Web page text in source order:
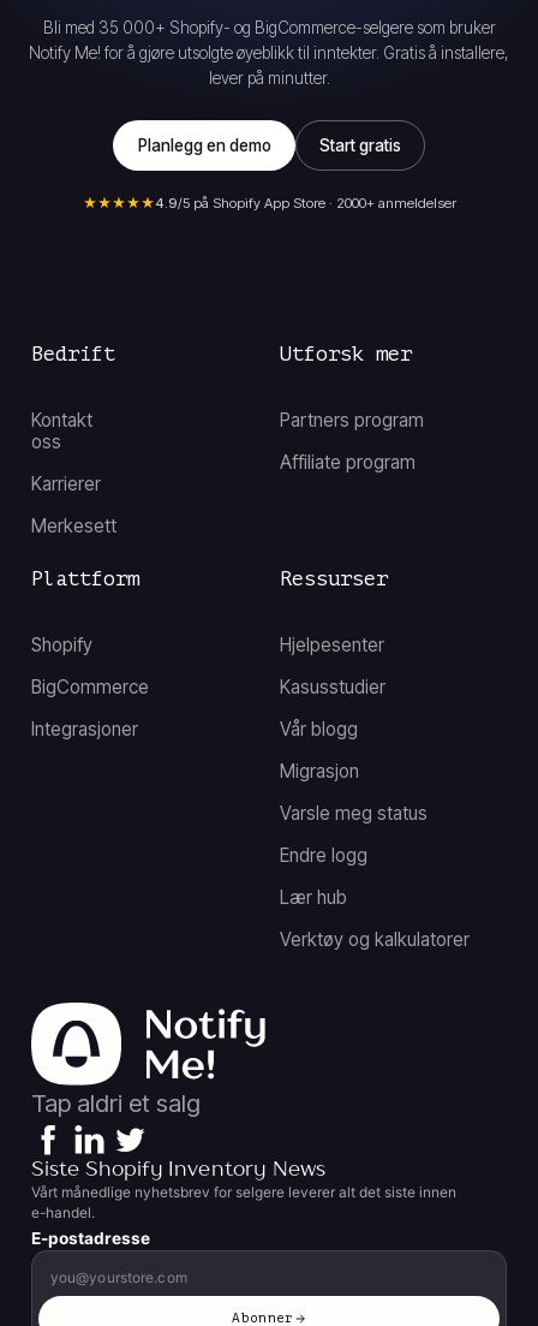
Bli med 35 000+ Shopify- og BigCommerce-selgere som bruker
Notify Me! for å gjøre utsolgte øyeblikk til inntekter. Gratis å installere,
lever på minutter.
Planlegg en demo Start gratis
★★★★★4.9/5 på Shopify App Store · 2000+ anmeldelser
Bedrift
Kontakt
oss
Karrierer
Merkesett
Ressurser
Hjelpesenter
Kasusstudier
Vår blogg
Migrasjon
Varsle meg status
Endre logg
Lær hub
Verktøy og kalkulatorer
Utforsk mer
Partners program
Affiliate program
Plattform
Shopify
BigCommerce
Integrasjoner
Tap aldri et salg
Siste Shopify Inventory News
Vårt månedlige nyhetsbrev for selgere leverer alt det siste innen
e-handel.
E-postadresse
Abonner